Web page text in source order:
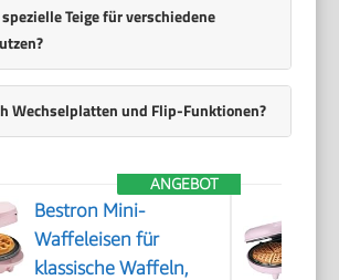
Teige für verschiedene
Wechselplatten und Flip-Funktionen?
ANGEBOT
Bestron Mini-
Waffeleisen für
klassische Waffeln,